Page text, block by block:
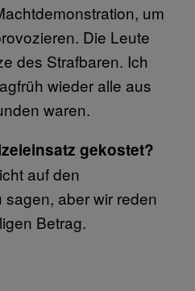
um
Die Leute
des Strafbaren. Ich
wieder alle aus
waren.
gekostet?
auf den
aber wir reden
Betrag.